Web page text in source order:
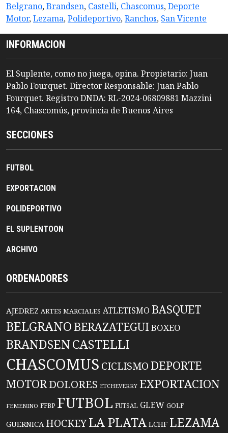
Belgrano,Brandsen, Castelli, Chascomus,Deporte
Motor,Lezama,Polideportivo,Ranchos, San Vicente
INFORMACION
El Suplente, como no juega, opina. Propietario: Juan
Pablo Fourquet. Director Responsable: Juan Pablo
Fourquet. Registro DNDA: RL-2024-06809881 Mazzini
164, Chascomús, provincia de Buenos Aires
SECCIONES
FUTBOL
EXPORTACION
POLIDEPORTIVO
EL SUPLENTOON
ARCHIVO
ORDENADORES
AJEDREZ ARTES MARCIALES ATLETISMO BASQUET
BELGRANO BERAZATEGUIBOXEO
BRANDSENCASTELLI
CHASCOMUS CICLISMO DEPORTE
MOTORDOLORES ETCHEVERRY EXPORTACION
FEMENINO FFBP FUTBOL FUTSAL GLEW GOLF
GUERNICA HOCKEYLA PLATA LCHF LEZAMA